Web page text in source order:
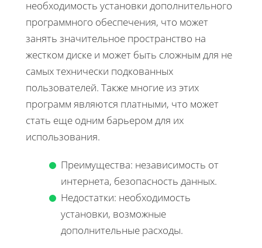
необходимость установки дополнительного
программного обеспечения, что может
занять значительное пространство на
жестком диске и может быть сложным для не
самых технически подкованных
пользователей. Также многие из этих
программ являются платными, что может
стать еще одним барьером для их
использования.
Преимущества: независимость от
интернета, безопасность данных.
Недостатки: необходимость
установки, возможные
дополнительные расходы.